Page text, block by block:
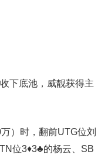
下底池，威靓获得主
）时，翻前UTG位刘
位3♦️3♣️的杨云、SB